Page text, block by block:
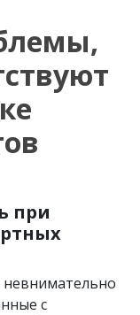
при
невнимательно
с